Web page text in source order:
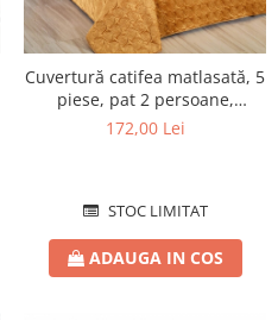
Cuvertură catifea matlasată, 5
piese, pat 2 persoane,
220x240 cm, CC10
172,00 Lei
STOC LIMITAT
ADAUGA IN COS